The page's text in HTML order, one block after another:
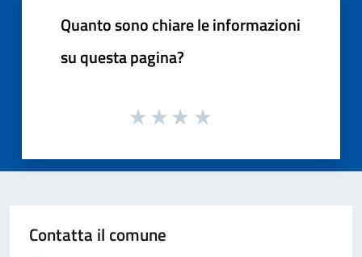
Quanto sono chiare le informazioni
su questa pagina?
Contatta il comune